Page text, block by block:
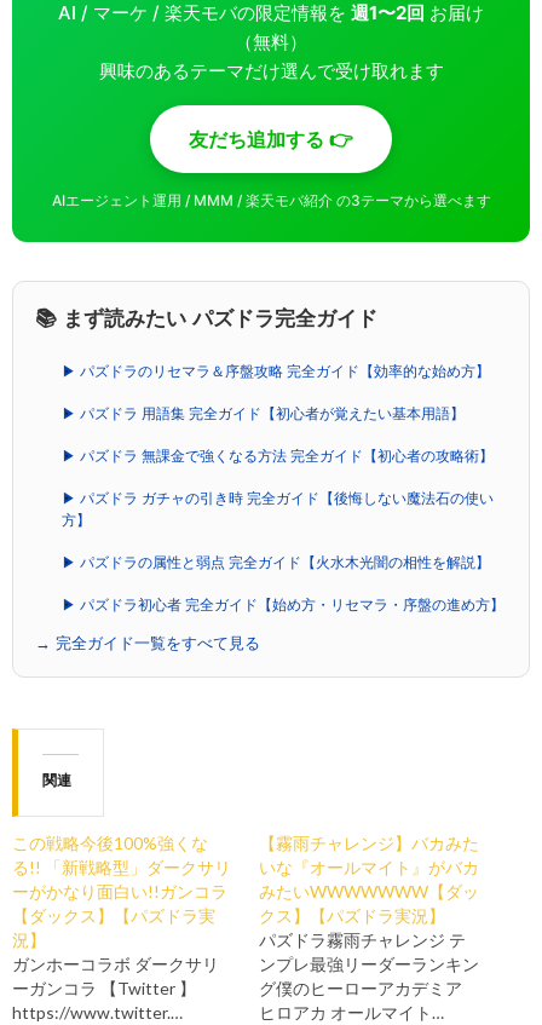
AI / マーケ / 楽天モバの限定情報を 週1〜2回 お届け
（無料）
興味のあるテーマだけ選んで受け取れます
友だち追加する 👉
AIエージェント運用 / MMM / 楽天モバ紹介 の3テーマから選べます
📚 まず読みたい パズドラ完全ガイド
▶ パズドラのリセマラ＆序盤攻略 完全ガイド【効率的な始め方】
▶ パズドラ 用語集 完全ガイド【初心者が覚えたい基本用語】
▶ パズドラ 無課金で強くなる方法 完全ガイド【初心者の攻略術】
▶ パズドラ ガチャの引き時 完全ガイド【後悔しない魔法石の使い
方】
▶ パズドラの属性と弱点 完全ガイド【火水木光闇の相性を解説】
▶ パズドラ初心者 完全ガイド【始め方・リセマラ・序盤の進め方】
→ 完全ガイド一覧をすべて見る
関連
この戦略今後100%強くな
る!! 「新戦略型」ダークサリ
ーがかなり面白い!!ガンコラ
【ダックス】【パズドラ実
況】
ガンホーコラボ ダークサリ
ーガンコラ 【Twitter 】
https://www.twitter.…
【霧雨チャレンジ】バカみた
いな『オールマイト』がバカ
みたいWWWWWWW【ダッ
クス】【パズドラ実況】
パズドラ霧雨チャレンジ テ
ンプレ最強リーダーランキン
グ僕のヒーローアカデミア
ヒロアカ オールマイト…